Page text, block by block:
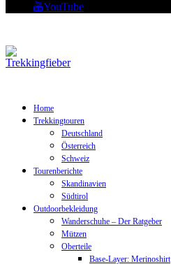
YouTube
Home
Trekkingtouren
Deutschland
Österreich
Schweiz
Tourenberichte
Skandinavien
Südtirol
Outdoorbekleidung
Wanderschuhe – Der Ratgeber
Mützen
Oberteile
Base-Layer: Merinoshirt